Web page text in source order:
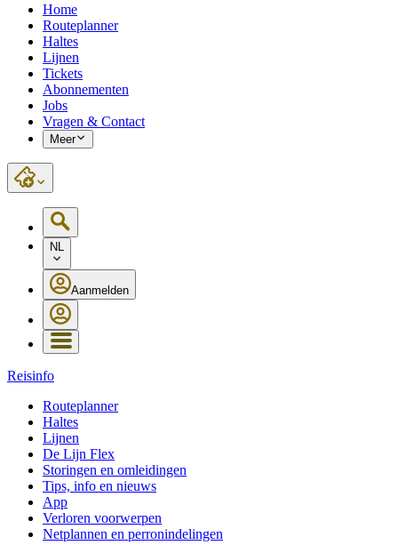
Home
Routeplanner
Haltes
Lijnen
Tickets
Abonnementen
Jobs
Vragen & Contact
Meer
NL
Aanmelden
Reisinfo
Routeplanner
Haltes
Lijnen
De Lijn Flex
Storingen en omleidingen
Tips, info en nieuws
App
Verloren voorwerpen
Netplannen en perronindelingen